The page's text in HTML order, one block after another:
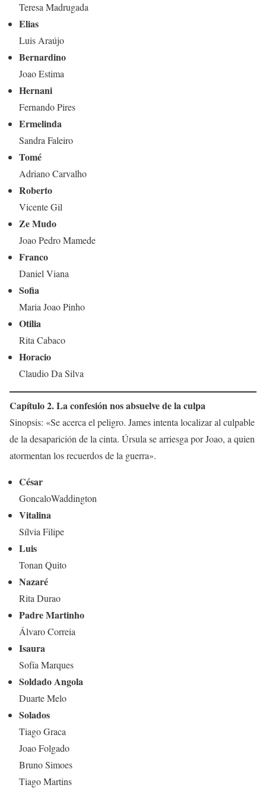
Teresa Madrugada
Elias
Luis Araújo
Bernardino
Joao Estima
Hernani
Fernando Pires
Ermelinda
Sandra Faleiro
Tomé
Adriano Carvalho
Roberto
Vicente Gil
Ze Mudo
Joao Pedro Mamede
Franco
Daniel Viana
Sofia
Maria Joao Pinho
Otilia
Rita Cabaco
Horacio
Claudio Da Silva
Capítulo 2. La confesión nos absuelve de la culpa
Sinopsis: «Se acerca el peligro. James intenta localizar al culpable
de la desaparición de la cinta. Úrsula se arriesga por Joao, a quien
atormentan los recuerdos de la guerra».
César
GoncaloWaddington
Vitalina
Sílvia Filipe
Luis
Tonan Quito
Nazaré
Rita Durao
Padre Martinho
Álvaro Correia
Isaura
Sofía Marques
Soldado Angola
Duarte Melo
Solados
Tiago Graca
Joao Folgado
Bruno Simoes
Tiago Martins